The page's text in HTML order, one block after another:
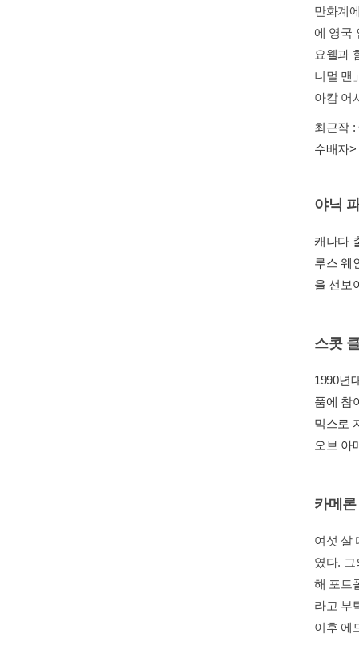
만화계
에 영국
요웰과
니멀 맨
아캄 어
최근작 :
수배자>
야닉
캐나다
루스 웨
을 선보
스콧
1990년
품에 참
믹스로
오브 아
카메
여섯 살
였다.
해 포트
라고 부
이후 에